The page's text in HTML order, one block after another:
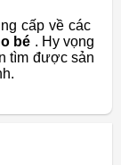
cấp về các
bé . Hy vọng
tìm được sản